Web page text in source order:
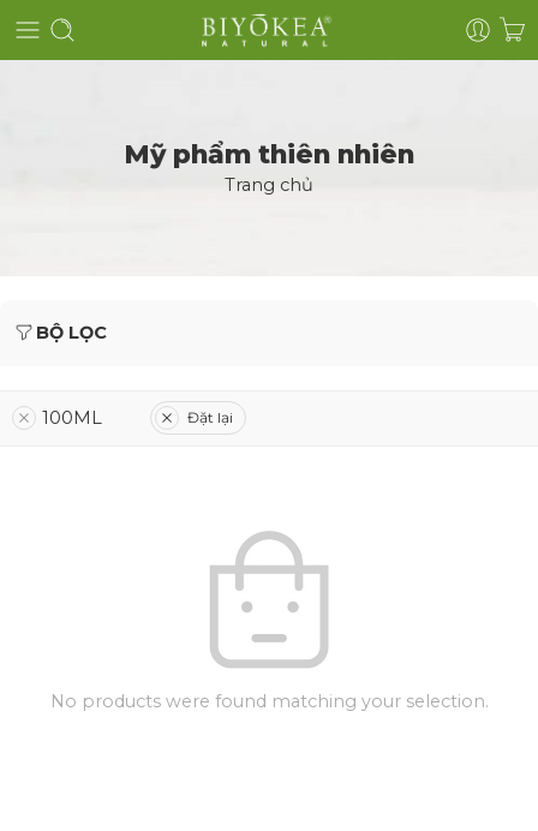
Mỹ phẩm thiên nhiên
Trang chủ
BỘ LỌC
100ML Đặt lại
No products were found matching your selection.